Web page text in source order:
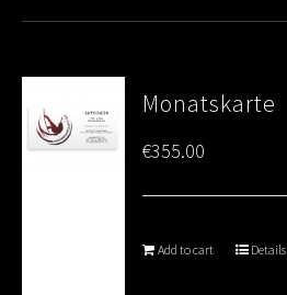
Monatskarte
€355.00
Add to cart Details